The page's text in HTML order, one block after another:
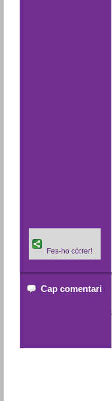
Fes-ho córrer!
Cap comentari